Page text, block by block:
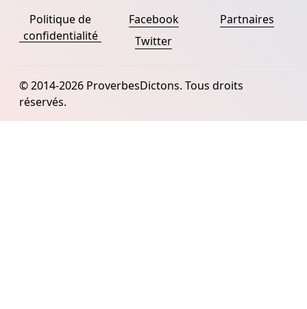
Politique de
confidentialité
Facebook
Twitter
Partnaires
© 2014-2026 ProverbesDictons. Tous droits
réservés.